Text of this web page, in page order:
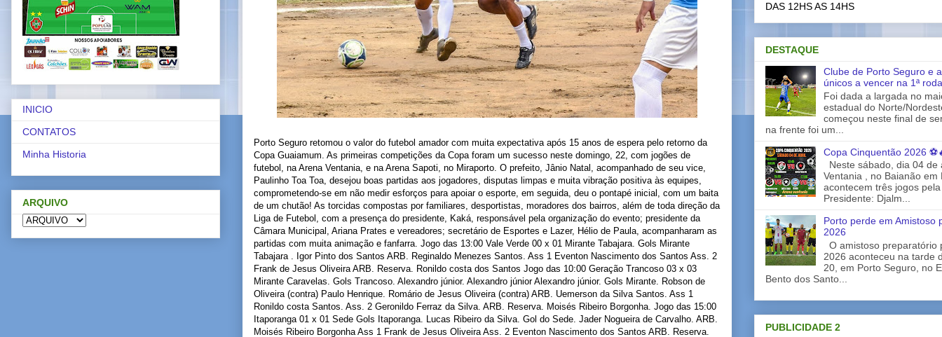
Porto Seguro retomou o valor do futebol amador com muita expectativa após 15 anos de espera pelo retorno da
Copa Guaiamum. As primeiras competições da Copa foram um sucesso neste domingo, 22, com jogões de
futebol, na Arena Ventania, e na Arena Sapoti, no Miraporto. O prefeito, Jânio Natal, acompanhado de seu vice,
Paulinho Toa Toa, desejou boas partidas aos jogadores, disputas limpas e muita vibração positiva às equipes,
comprometendo-se em não medir esforços para apoiar o esporte, em seguida, deu o pontapé inicial, com um baita
de um chutão! As torcidas compostas por familiares, desportistas, moradores dos bairros, além de toda direção da
Liga de Futebol, com a presença do presidente, Kaká, responsável pela organização do evento; presidente da
Câmara Municipal, Ariana Prates e vereadores; secretário de Esportes e Lazer, Hélio de Paula, acompanharam as
partidas com muita animação e fanfarra. Jogo das 13:00 Vale Verde 00 x 01 Mirante Tabajara. Gols Mirante
Tabajara . Igor Pinto dos Santos ARB. Reginaldo Menezes Santos. Ass 1 Eventon Nascimento dos Santos Ass. 2
Frank de Jesus Oliveira ARB. Reserva. Ronildo costa dos Santos Jogo das 10:00 Geração Trancoso 03 x 03
Mirante Caravelas. Gols Trancoso. Alexandro júnior. Alexandro júnior Alexandro júnior. Gols Mirante. Robson de
Oliveira (contra) Paulo Henrique. Romário de Jesus Oliveira (contra) ARB. Uemerson da Silva Santos. Ass 1
Ronildo costa Santos. Ass. 2 Geronildo Ferraz da Silva. ARB. Reserva. Moisés Ribeiro Borgonha. Jogo das 15:00
Itaporanga 01 x 01 Sede Gols Itaporanga. Lucas Ribeiro da Silva. Gol do Sede. Jader Nogueira de Carvalho. ARB.
Moisés Ribeiro Borgonha Ass 1 Frank de Jesus Oliveira Ass. 2 Eventon Nascimento dos Santos ARB. Reserva.
INICIO
CONTATOS
Minha Historia
ARQUIVO
DAS 12HS AS 14HS
DESTAQUE
Clube de Porto Seguro e
únicos a vencer na 1ª
Foi dada a largada no
estadual do Norte/
começou neste final de
na frente foi um...
Copa Cinquentão 2026
Neste sábado, dia 04 de
Ventania , no Baianão em
acontecem três jogos
Presidente: Djalm...
Porto perde em Amistoso
2026
O amistoso preparatório
2026 aconteceu na tarde
20, em Porto Seguro, no
Bento dos Santo...
PUBLICIDADE 2